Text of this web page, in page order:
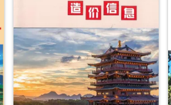
港
市
工
程
造
价
管
理
网
发
布，
用
于
钦
价
息
（南
宁
建